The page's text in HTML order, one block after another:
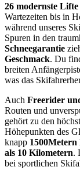
26 modernste
Wartezeiten bis in
während unseres
Spuren in den
Schneegarantie
Geschmack. Du
breiten
was das
Auch Freerider
Routen und
gehört zu den
Höhepunkten des
knapp 1500Metern
als 10 Kilometern.
bei sportlichen